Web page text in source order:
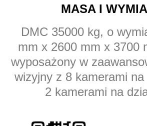
MASA I
DMC 35000 kg, o
mm x 2600 mm x 3700
wyposażony w
wizyjny z 8 kamerami
2 kamerami na